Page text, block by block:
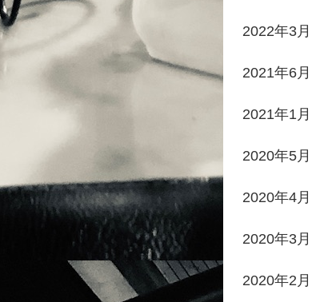
2022年3月
2021年6月
2021年1月
2020年5月
2020年4月
2020年3月
2020年2月